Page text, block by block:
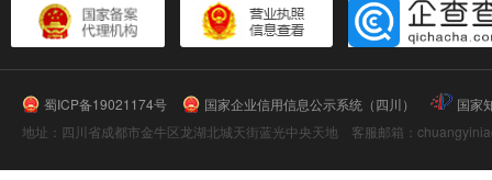
蜀ICP备19021174号 国家企业信用信息公示系统（四川）
国家
地址：四川省成都市金牛区龙湖北城天街蓝光中央天地 客服邮箱：